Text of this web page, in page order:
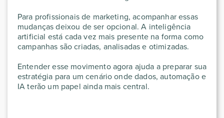
Para profissionais de marketing, acompanhar essas
mudanças deixou de ser opcional. A inteligência
artificial está cada vez mais presente na forma como
campanhas são criadas, analisadas e otimizadas.
Entender esse movimento agora ajuda a preparar sua
estratégia para um cenário onde dados, automação e
IA terão um papel ainda mais central.